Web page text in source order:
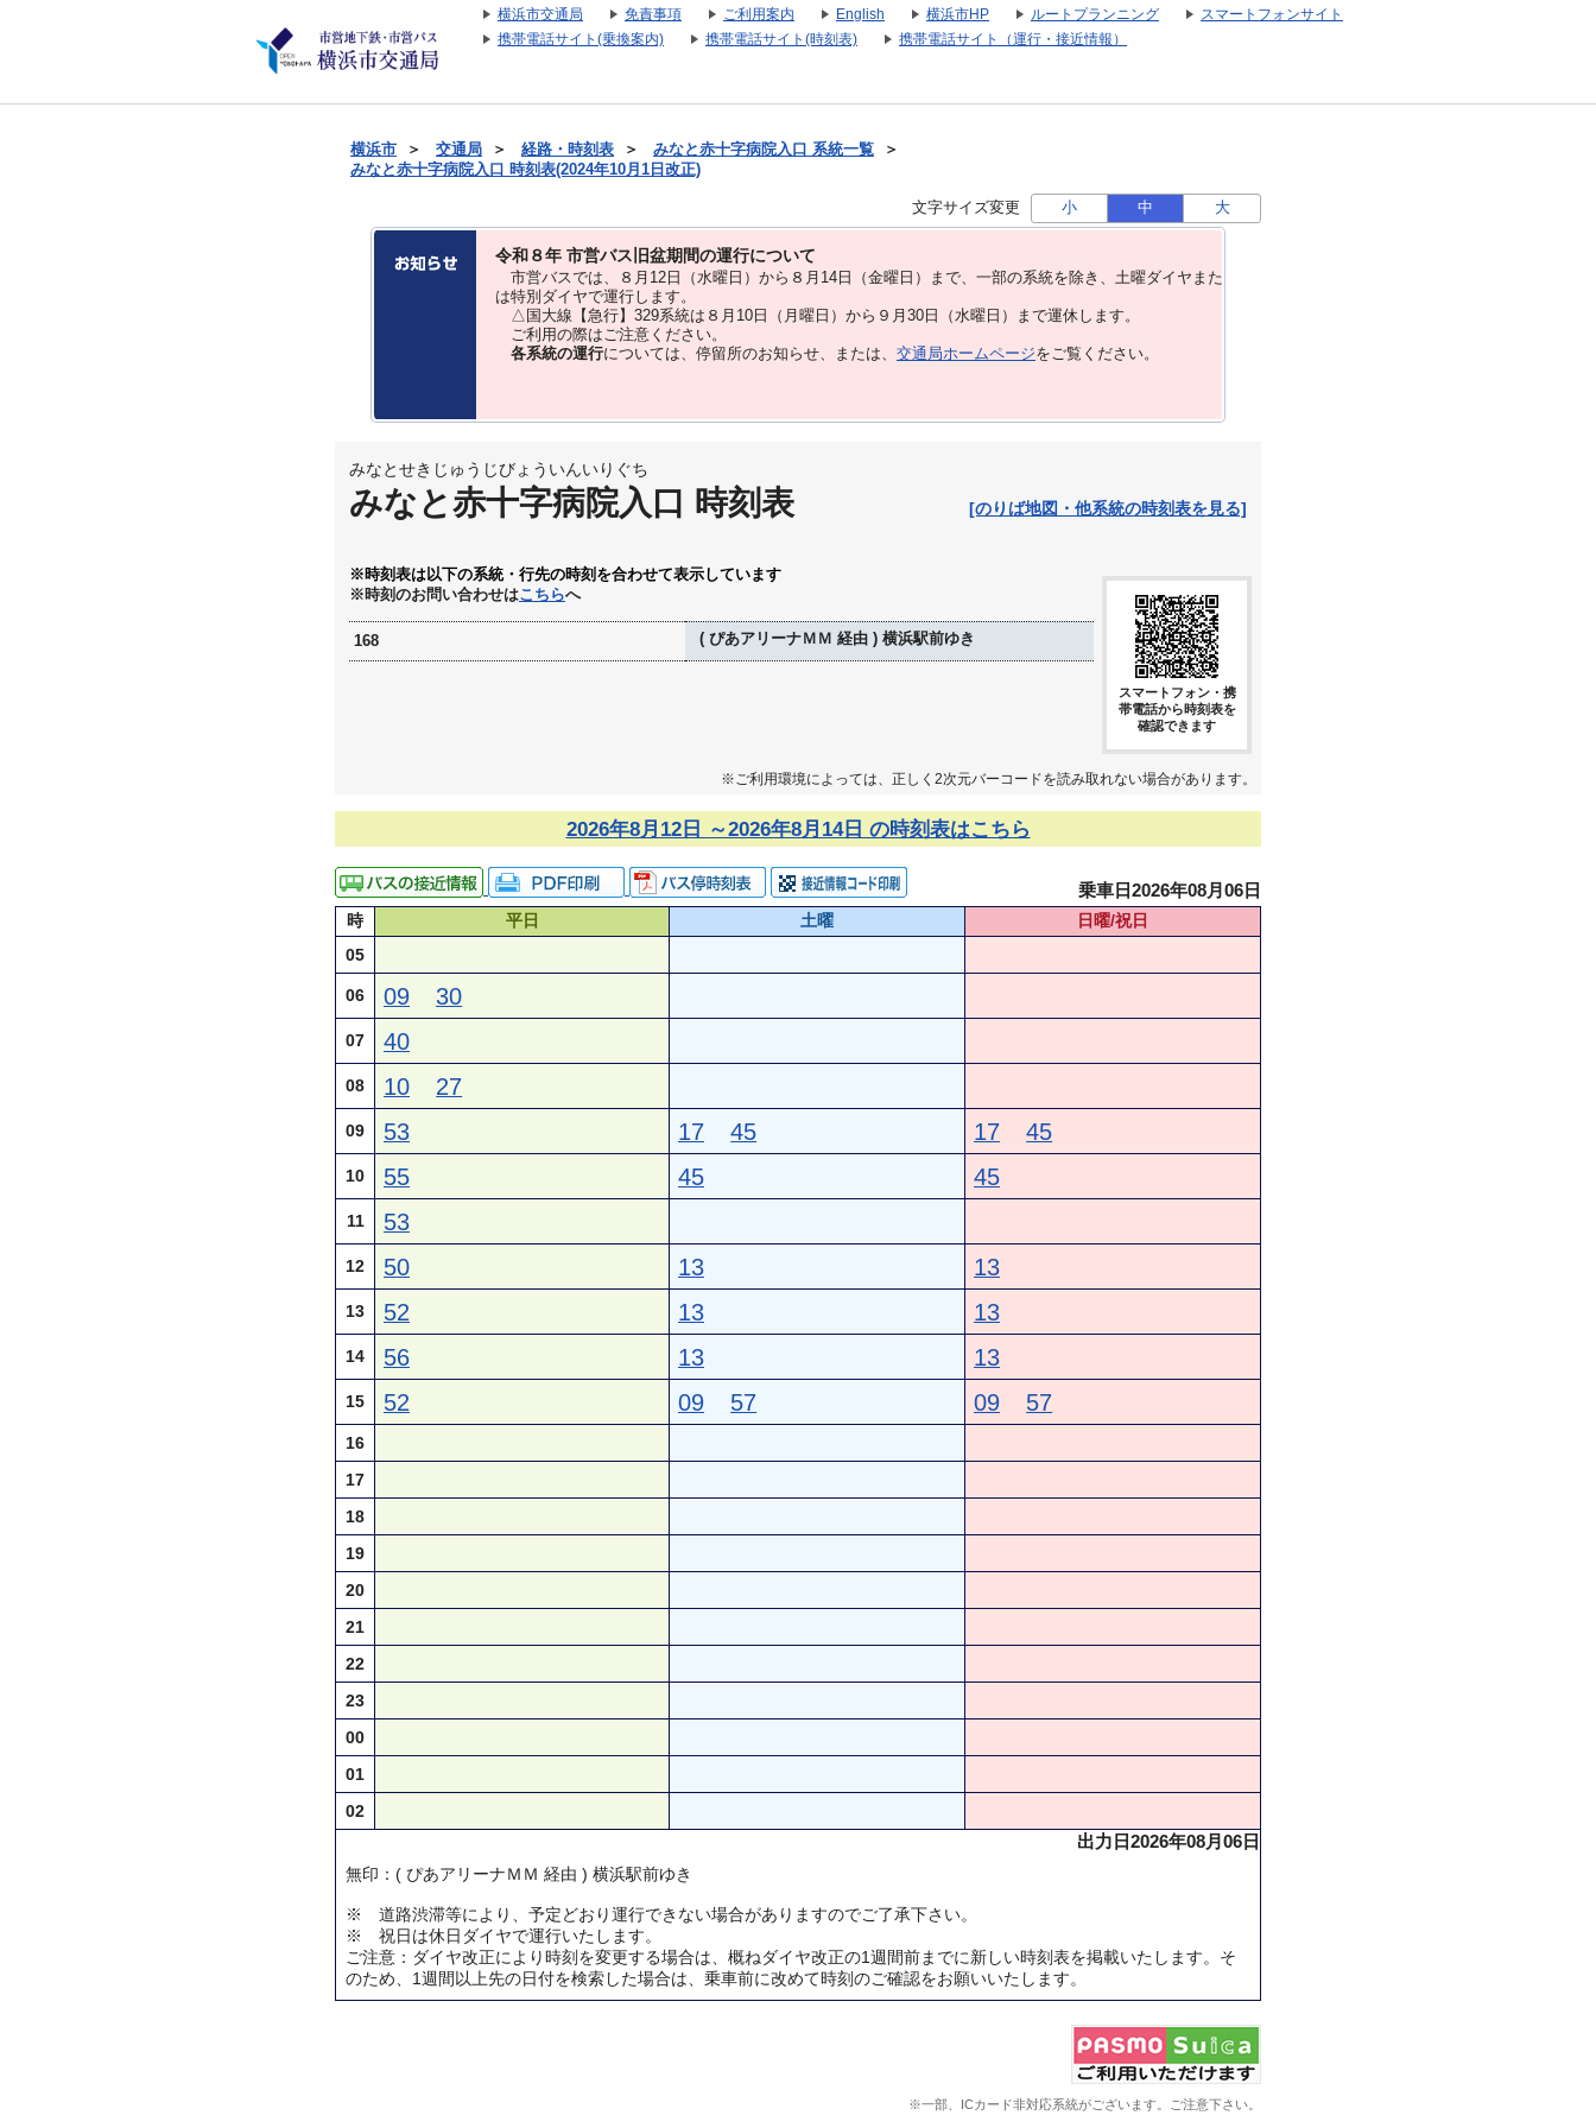
横浜市交通局 免責事項 ご利用案内 English 横浜市HP ルートプランニング
スマートフォンサイト
携帯電話サイト(乗換案内)
携帯電話サイト(時刻表) 携帯電話サイト（運行・接近情報）
横浜市 ＞ 交通局 ＞ 経路・時刻表 ＞ みなと赤十字病院入口 系統一覧 ＞
みなと赤十字病院入口 時刻表(2024年10月1日改正)
文字サイズ変更 小 中 大
令和８年 市営バス旧盆期間の運行について
市営バスでは、８⽉12⽇（水曜日）から８⽉14⽇（金曜日）まで、⼀部の系統を除き、⼟曜ダイヤまた
は特別ダイヤで運⾏します。
△国大線【急行】329系統は８月10日（月曜日）から９月30日（水曜日）まで運休します。
ご利用の際はご注意ください。
各系統の運行については、停留所のお知らせ、または、 交通局ホームページをご覧ください。
みなとせきじゅうじびょういんいりぐち
みなと赤十字病院入口 時刻表 [のりば地図・他系統の時刻表を見る]
※時刻表は以下の系統・行先の時刻を合わせて表示しています
※時刻のお問い合わせはこちらへ
168 ( ぴあアリーナＭＭ 経由 ) 横浜駅前ゆき
スマートフォン・携
帯電話から時刻表を
確認できます
※ご利用環境によっては、正しく2次元バーコードを読み取れない場合があります。
2026年8月12日 ～2026年8月14日 の時刻表はこちら
乗車日2026年08月06日
時 平日 土曜
日曜/祝日
05
06 09 30
07 40
08 10 27
09 53 17 45 17 45
10 55 45 45
11 53
12 50 13 13
13 52 13 13
14 56 13 13
15 52 09 57 09 57
16
17
18
19
20
21
22
23
00
01
02
出力日2026年08月06日
無印：( ぴあアリーナＭＭ 経由 ) 横浜駅前ゆき
※ 道路渋滞等により、予定どおり運行できない場合がありますのでご了承下さい。
※ 祝日は休日ダイヤで運行いたします。
ご注意：ダイヤ改正により時刻を変更する場合は、概ねダイヤ改正の1週間前までに新しい時刻表を掲載いたします。そ
のため、1週間以上先の日付を検索した場合は、乗車前に改めて時刻のご確認をお願いいたします。
※一部、ICカード非対応系統がございます。ご注意下さい。